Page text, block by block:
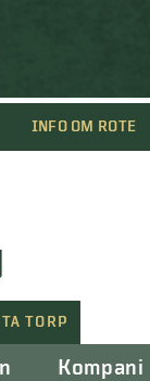
INFO OM ROTE
TORP
Kompani